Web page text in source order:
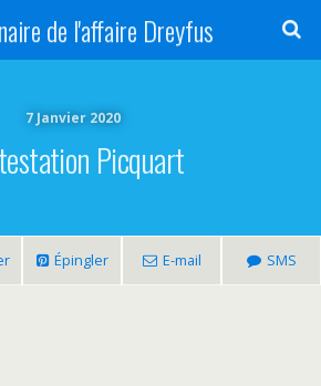
de l'affaire Dreyfus
7 Janvier 2020
Picquart
Épingler E-mail SMS